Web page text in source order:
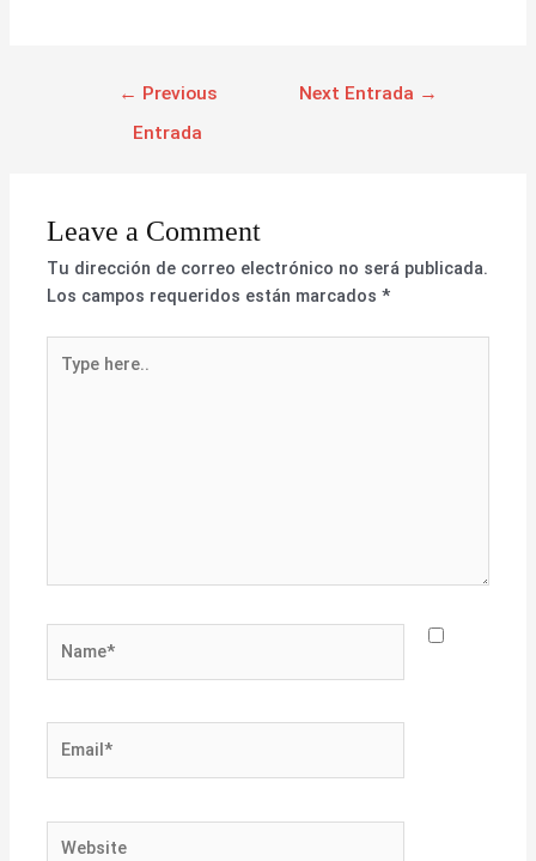
← Previous
Entrada
Next Entrada →
Leave a Comment
Tu dirección de correo electrónico no será publicada.
Los campos requeridos están marcados*
here..